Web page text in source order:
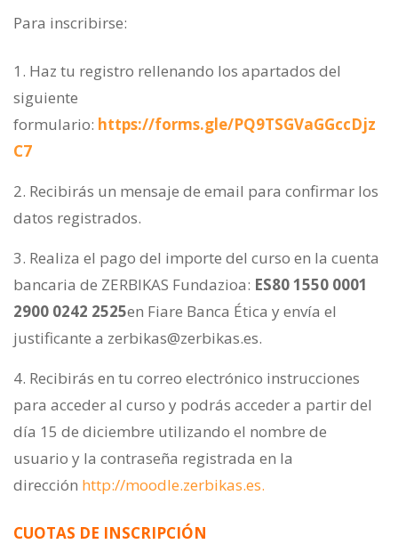
Para inscribirse:
Haz tu registro rellenando los apartados del
siguiente
formulario: https://forms.gle/PQ9TSGVaGGccDjz
C7
Recibirás un mensaje de email para confirmar los
datos registrados.
Realiza el pago del importe del curso en la cuenta
bancaria de ZERBIKAS Fundazioa: ES80 1550 0001
2900 0242 2525en Fiare Banca Ética y envía el
justificante a zerbikas@zerbikas.es.
Recibirás en tu correo electrónico instrucciones
para acceder al curso y podrás acceder a partir del
día 15 de diciembre utilizando el nombre de
usuario y la contraseña registrada en la
dirección http://moodle.zerbikas.es.
CUOTAS DE INSCRIPCIÓN